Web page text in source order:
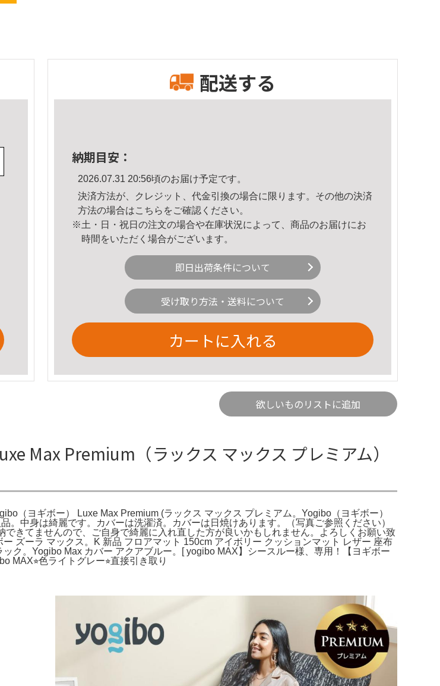
配送する
納期目安：
2026.07.31 20:56頃のお届け予定です。
決済方法が、クレジット、代金引換の場合に限ります。その他の決済
方法の場合はこちら をご確認ください。
※土・日・祝日の注文の場合や在庫状況によって、商品のお届けにお
時間をいただく場合がございます。
即日出荷条件について
受け取り方法・送料について
カートに入れる
欲しいものリストに追加
Max Premium（ラックス マックス プレミアム）
（ヨギボー） Luxe Max Premium (ラックス マックス プレミアム。Yogibo（ヨギボー）
中身は綺麗です。カバーは洗濯済。カバーは日焼けあります。（写真ご参照ください）
きてませんので、ご自身で綺麗に入れ直した方が良いかもしれません。よろしくお願い致
ズーラ マックス。K 新品 フロアマット 150cm アイボリー クッションマット レザー 座布
ク。Yogibo Max カバー アクアブルー。[ yogibo MAX】シースルー様、専用！【ヨギボー
MAX⭐︎色ライトグレー⭐︎直接引き取り